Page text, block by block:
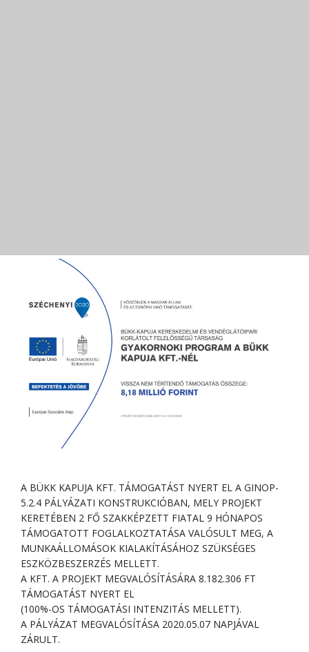
A BÜKK KAPUJA KFT. TÁMOGATÁST NYERT EL A GINOP-
5.2.4 PÁLYÁZATI KONSTRUKCIÓBAN, MELY PROJEKT
KERETÉBEN 2 FŐ SZAKKÉPZETT FIATAL 9 HÓNAPOS
TÁMOGATOTT FOGLALKOZTATÁSA VALÓSULT MEG, A
MUNKAÁLLOMÁSOK KIALAKÍTÁSÁHOZ SZÜKSÉGES
ESZKÖZBESZERZÉS MELLETT.
A KFT. A PROJEKT MEGVALÓSÍTÁSÁRA 8.182.306 FT
TÁMOGATÁST NYERT EL
(100%-OS TÁMOGATÁSI INTENZITÁS MELLETT).
A PÁLYÁZAT MEGVALÓSÍTÁSA 2020.05.07 NAPJÁVAL
ZÁRULT.